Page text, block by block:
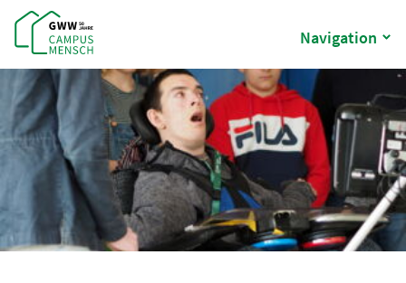
Navigation